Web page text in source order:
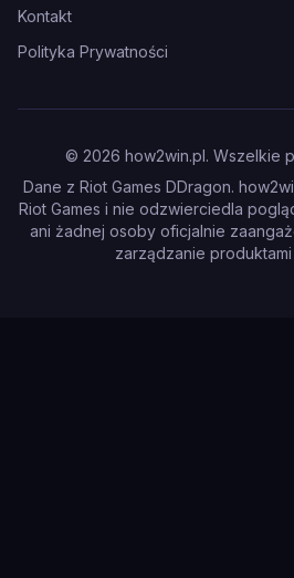
Kontakt
Polityka Prywatności
© 2026 how2win.pl. Wszelkie
Dane z Riot Games DDragon.
Riot Games i nie odzwierciedla
ani żadnej osoby oficjalnie
zarządzanie produktami